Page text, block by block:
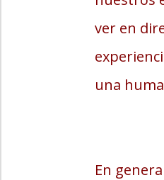
ver en
una
En